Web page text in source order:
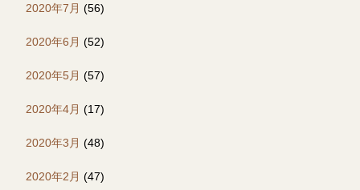
2020年7月 (56)
2020年6月 (52)
2020年5月 (57)
2020年4月 (17)
2020年3月 (48)
2020年2月 (47)